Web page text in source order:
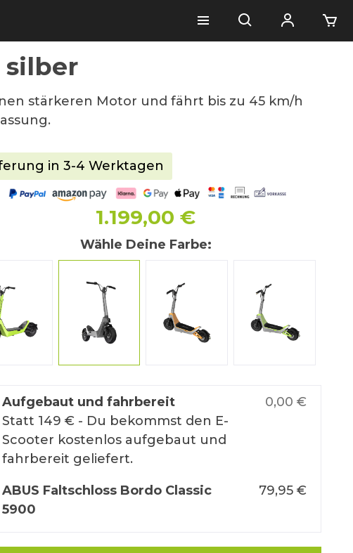
silber
stärkeren Motor und fährt bis zu 45 km/h
in 3-4 Werktagen
1.199,00 €
Wähle Deine Farbe:
grün silber silberorange silbergrün
Aufgebaut und fahrbereit
Statt 149 € - Du bekommst den E-
Scooter kostenlos aufgebaut und
fahrbereit geliefert.
0,00 €
ABUS Faltschloss Bordo Classic
5900
79,95 €